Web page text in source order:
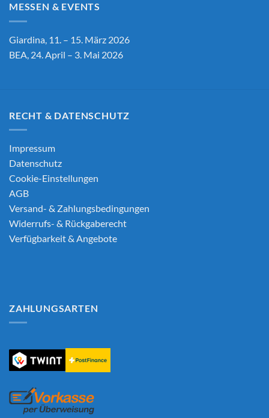
MESSEN & EVENTS
Giardina, 11. – 15. März 2026
BEA, 24. April – 3. Mai 2026
RECHT & DATENSCHUTZ
Impressum
Datenschutz
Cookie-Einstellungen
AGB
Versand- & Zahlungsbedingungen
Widerrufs- & Rückgaberecht
Verfügbarkeit & Angebote
ZAHLUNGSARTEN